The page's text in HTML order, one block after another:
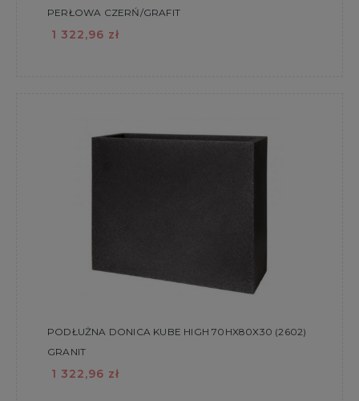
PERŁOWA CZERŃ/GRAFIT
1 322,96 zł
PODŁUŻNA DONICA KUBE HIGH 70HX80X30 (2602)
GRANIT
1 322,96 zł